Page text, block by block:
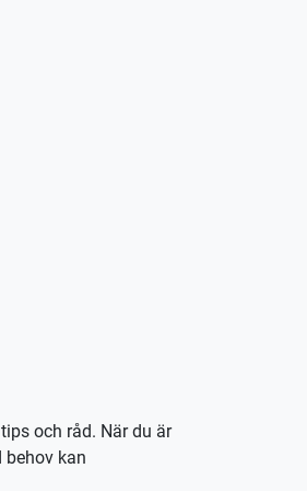
och råd. När du är
behov kan